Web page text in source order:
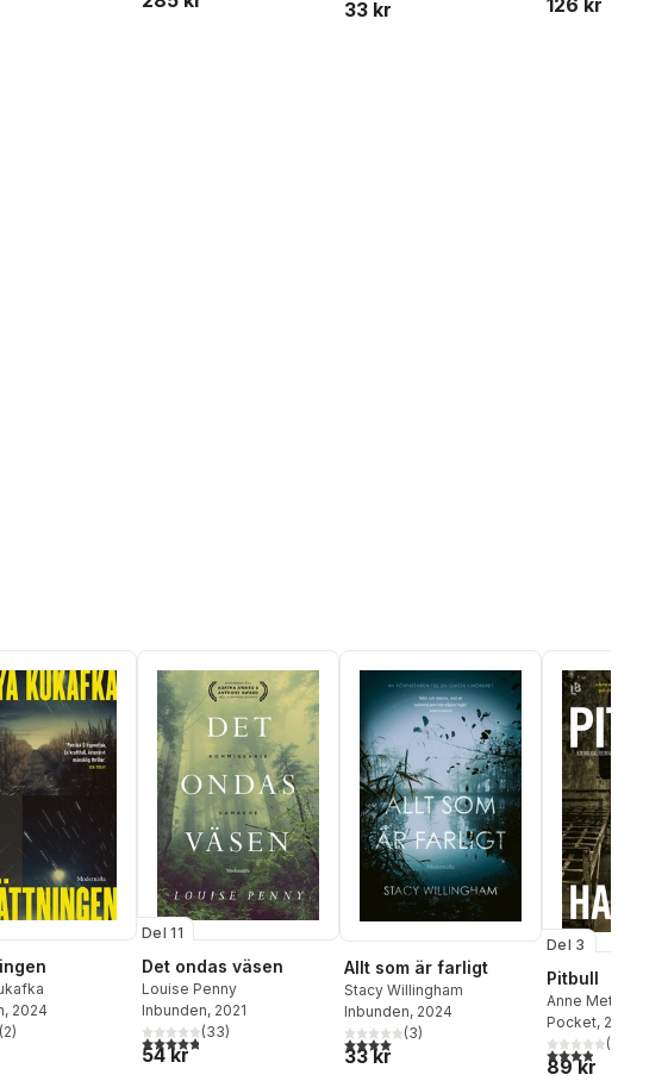
33 kr
, 2024
stjärnor. Totalt antal röster:
(2)
Del 11
Det ondas väsen
Louise Penny
Inbunden, 2021
4,8utav 5 stjärnor. Totalt antal röster:
(33)
54 kr
Allt som är farligt
Stacy Willingham
Inbunden, 2024
4,0utav 5 stjärnor. Totalt antal röster:
(3)
33 kr
Del 3
Pitbull
Anne Mette
Pocket, 2022
3,9utav 5(
89 kr